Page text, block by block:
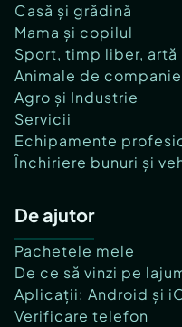
Casă și grădină
Mama și copilul
Sport, timp liber, artă
Animale de companie
Agro și Industrie
Servicii
Echipamente
Închiriere bunuri și
De ajutor
Pachetele mele
De ce să vinzi pe
Aplicații: Android și
Verificare telefon